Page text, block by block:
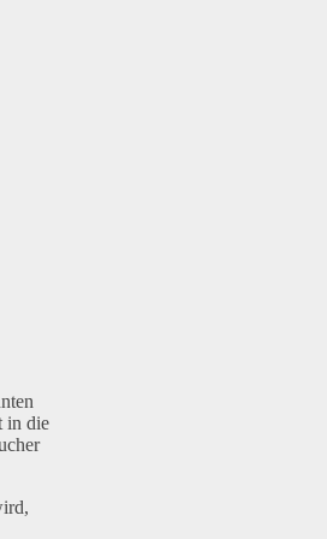
in die